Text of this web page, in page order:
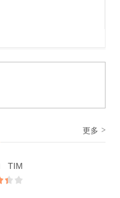
更多 >
TIM